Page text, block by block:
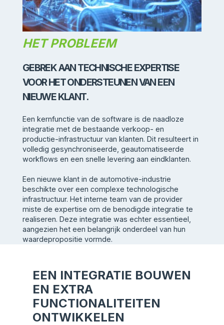
HET PROBLEEM
GEBREK AAN TECHNISCHE EXPERTISE
VOOR HET ONDERSTEUNEN VAN EEN
NIEUWE KLANT.
Een kernfunctie van de software is de naadloze
integratie met de bestaande verkoop- en
productie-infrastructuur van klanten. Dit resulteert in
volledig gesynchroniseerde, geautomatiseerde
workflows en een snelle levering aan eindklanten.
Een nieuwe klant in de automotive-industrie
beschikte over een complexe technologische
infrastructuur. Het interne team van de provider
miste de expertise om de benodigde integratie te
realiseren. Deze integratie was echter essentieel,
aangezien het een belangrijk onderdeel van hun
waardepropositie vormde.
EEN INTEGRATIE BOUWEN
EN EXTRA
FUNCTIONALITEITEN
ONTWIKKELEN